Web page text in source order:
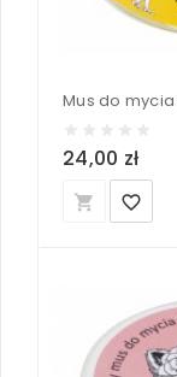
Mus do
24,00 zł
local_grocery_store favorite_border